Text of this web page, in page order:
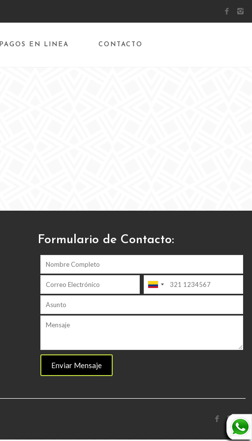
PAGOS EN LINEA CONTACTO
Formulario de Contacto: